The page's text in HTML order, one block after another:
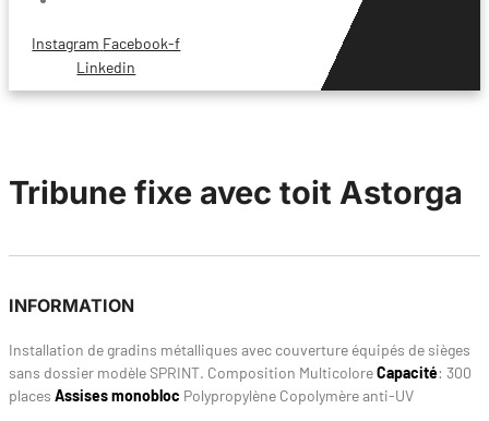
Instagram Facebook-f
Linkedin
Tribune fixe avec toit Astorga
INFORMATION
Installation de gradins métalliques avec couverture équipés de sièges
sans dossier modèle SPRINT. Composition MulticoloreCapacité: 300
places Assises monobloc Polypropylène Copolymère anti-UV